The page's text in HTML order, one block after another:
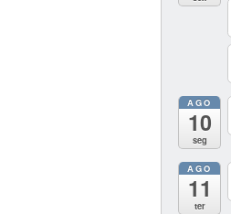
AGO
10
seg
AGO
11
ter